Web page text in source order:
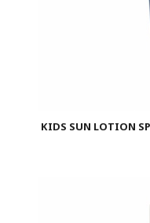
KIDS SUN LOTION